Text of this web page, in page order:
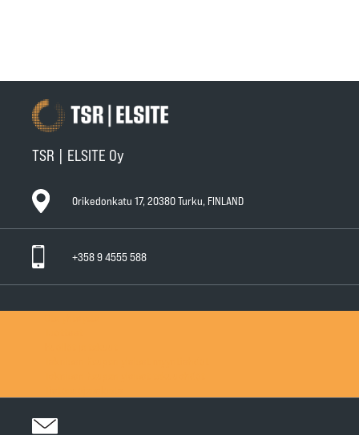
TSR | ELSITE Oy
Orikedonkatu 17, 20380 Turku, FINLAND
+358 9 4555 588